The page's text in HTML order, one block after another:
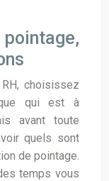
choisissez
qui est à
avant toute
quels sont
de pointage.
temps vous